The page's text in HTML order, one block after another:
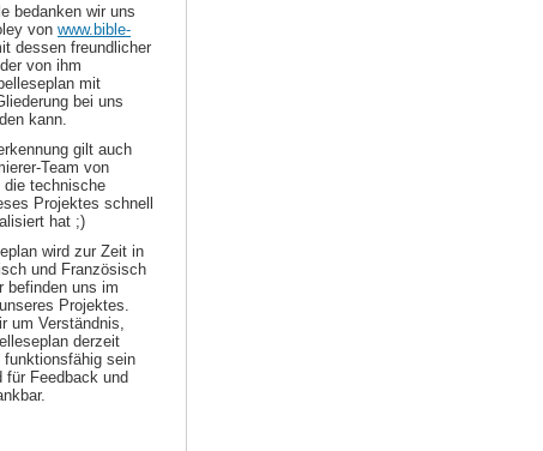
bedanken wir uns
von www.bible-
dessen freundlicher
von ihm
mit
bei uns
kann.
gilt auch
Team von
die technische
Projektes schnell
hat ;)
wird zur Zeit in
und Französisch
befinden uns im
Projektes.
um Verständnis,
derzeit
sein
für Feedback und